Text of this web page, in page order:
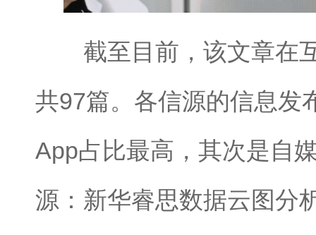
截至目前，该文章在
共97篇。各信源的信息发
App占比最高，其次是自
源：新华睿思数据云图分